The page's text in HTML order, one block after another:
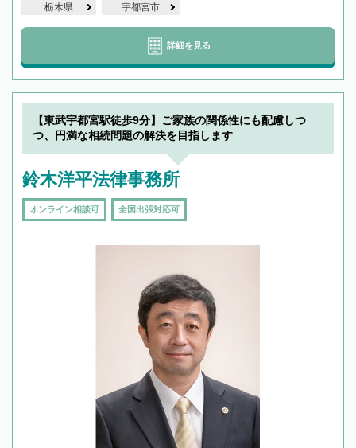
栃木県 宇都宮市
詳細を見る
【東武宇都宮駅徒歩9分】ご家族の関係性にも配慮しつ
つ、円満な相続問題の解決を目指します
鈴木洋平法律事務所
オンライン相談可 全国出張対応可